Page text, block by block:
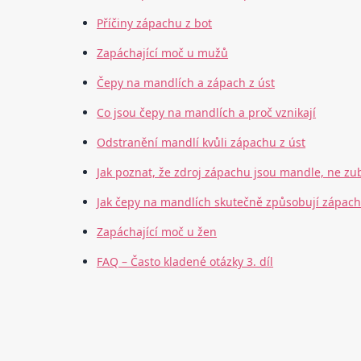
Příčiny zápachu z bot
Zapáchající moč u mužů
Čepy na mandlích a zápach z úst
Co jsou čepy na mandlích a proč vznikají
Odstranění mandlí kvůli zápachu z úst
Jak poznat, že zdroj zápachu jsou mandle, ne
Jak čepy na mandlích skutečně způsobují
Zapáchající moč u žen
FAQ – Často kladené otázky 3. díl